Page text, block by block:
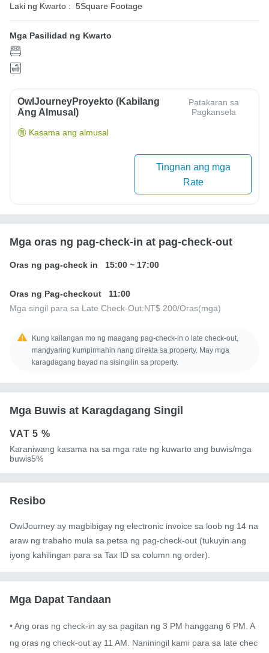
Laki ng Kwarto : 5Square Footage
Mga Pasilidad ng Kwarto
OwlJourneyProyekto (Kabilang
Ang Almusal)
Patakaran sa
Pagkansela
Kasama ang almusal
Tingnan ang mga
Rate
Mga oras ng pag-check-in at pag-check-out
Oras ng pag-check in 15:00 ~ 17:00
Oras ng Pag-checkout
11:00
Mga singil para sa Late Check-Out:NT$ 200/Oras(mga)
Kung kailangan mo ng maagang pag-check-in o late check-out,
mangyaring kumpirmahin nang direkta sa property. May mga
karagdagang bayad na sisingilin sa property.
Mga Buwis at Karagdagang Singil
VAT5 %
Karaniwang kasama na sa mga rate ng kuwarto ang buwis/mga
buwis5%
Resibo
OwlJourney ay magbibigay ng electronic invoice sa loob ng 14 na
araw ng trabaho mula sa petsa ng pag-check-out (tukuyin ang
iyong kahilingan para sa Tax ID sa column ng order).
Mga Dapat Tandaan
• Ang oras ng check-in ay sa pagitan ng 3 PM hanggang 6 PM. A
ng oras ng check-out ay 11 AM. Naniningil kami para sa late chec